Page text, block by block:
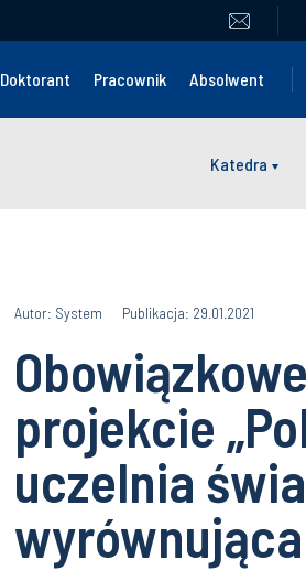
Doktorant Pracownik Absolwent
Katedra
Autor: System Publikacja: 29.01.2021
projekcie
uczelnia